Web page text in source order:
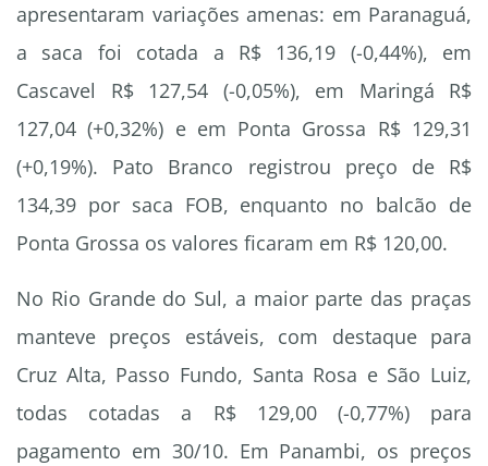
apresentaram variações amenas: em Paranaguá,
a saca foi cotada a R$ 136,19 (-0,44%), em
Cascavel R$ 127,54 (-0,05%), em Maringá R$
127,04 (+0,32%) e em Ponta Grossa R$ 129,31
(+0,19%). Pato Branco registrou preço de R$
134,39 por saca FOB, enquanto no balcão de
Ponta Grossa os valores ficaram em R$ 120,00.
No Rio Grande do Sul, a maior parte das praças
manteve preços estáveis, com destaque para
Cruz Alta, Passo Fundo, Santa Rosa e São Luiz,
todas cotadas a R$ 129,00 (-0,77%) para
pagamento em 30/10. Em Panambi, os preços